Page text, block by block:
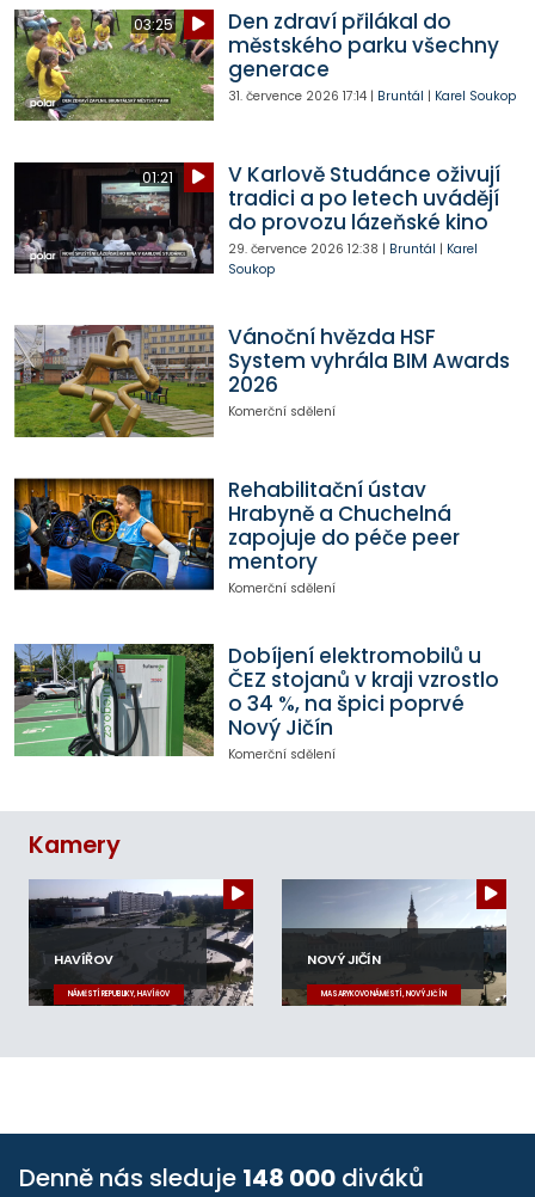
03:25
Den zdraví přilákal do
městského parku všechny
generace
31. července 2026 17:14| Bruntál | Karel Soukop
01:21
V Karlově Studánce oživují
tradici a po letech uvádějí
do provozu lázeňské kino
29. července 2026 12:38 | Bruntál | Karel
Soukop
Vánoční hvězda HSF
System vyhrála BIM Awards
2026
Komerční sdělení
Rehabilitační ústav
Hrabyně a Chuchelná
zapojuje do péče peer
mentory
Komerční sdělení
Dobíjení elektromobilů u
ČEZ stojanů v kraji vzrostlo
o 34 %, na špici poprvé
Nový Jičín
Komerční sdělení
Kamery
HAVÍŘOV
NÁMĚSTÍ REPUBLIKY, HAVÍŘOV
NOVÝ JIČÍN
MASARYKOVO NÁMĚSTÍ, NOVÝ JIČÍN
Denně nás sleduje 148 000 diváků